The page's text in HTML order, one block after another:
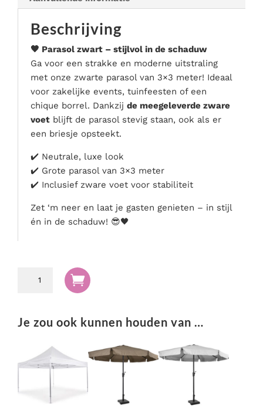
Serveer materialen
Servies & bestek
Speciale effecten
Stroom
Tafel accessoires
Tenten & parasols
Veiligheid, hygiëne & afvalverwerking
Beschrijving
🖤 Parasol zwart – stijlvol in de schaduw
Ga voor een strakke en moderne uitstraling
met onze zwarte parasol van 3×3 meter! Ideaal
voor zakelijke events, tuinfeesten of een
chique borrel. Dankzij de meegeleverde zware
voet blijft de parasol stevig staan, ook als er
een briesje opsteekt.
✔️ Neutrale, luxe look
✔️ Grote parasol van 3×3 meter
✔️ Inclusief zware voet voor stabiliteit
Zet ‘m neer en laat je gasten genieten – in stijl
én in de schaduw! 😎🖤
incl.
voet

Je zou ook kunnen houden van …